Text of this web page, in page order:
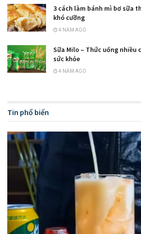
3 cách làm bánh mì bơ sữa
khó cưỡng
4 NĂM AGO
Sữa Milo – Thức uống nhiều
sức khỏe
4 NĂM AGO
Tin phổ biến